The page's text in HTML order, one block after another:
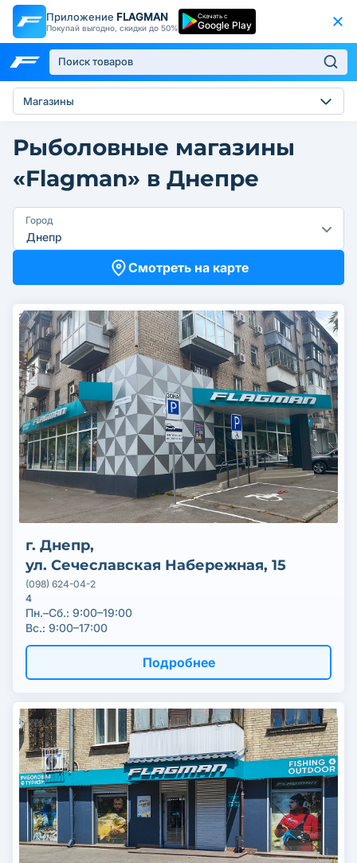
Приложение FLAGMAN
Покупай выгодно, скидки до 50%
Скачать с
Google Play
Магазины
Рыболовные магазины
«Flagman» в Днепре
Город
Днепр
Смотреть на карте
г. Днепр,
ул. Сечеславская Набережная, 15
(098) 624-04-2
4
Пн.–Cб.: 9:00–19:00
Вс.: 9:00–17:00
Подробнее